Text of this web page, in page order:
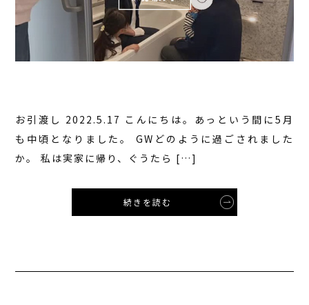
お引渡し 2022.5.17 こんにちは。あっという間に5月
も中頃となりました。 GWどのように過ごされました
か。 私は実家に帰り、ぐうたら […]
続きを読む